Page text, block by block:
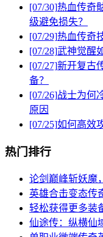
[07/30]热血传奇
级避免损失？
[07/29]热血传奇
[07/28]武神觉醒
[07/27]新开复古
备？
[07/26]战士为何
原因
[07/25]如何高效
热门排行
论剑巅峰斩妖魔
英雄合击变态传
轻松获得更多装
仙途传：纵横仙